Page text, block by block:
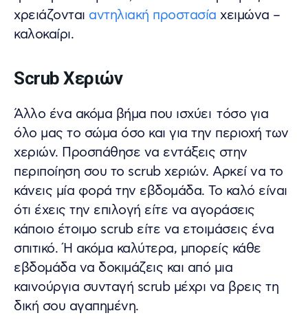
χρειάζονται αντηλιακή προστασία χειμώνα –
καλοκαίρι.
Scrub Χεριών
Άλλο ένα ακόμα βήμα που ισχύει τόσο για
όλο μας το σώμα όσο και για την περιοχή των
χεριών. Προσπάθησε να εντάξεις στην
περιποίηση σου το scrub χεριών. Αρκεί να το
κάνεις μία φορά την εβδομάδα. Το καλό είναι
ότι έχεις την επιλογή είτε να αγοράσεις
κάποιο έτοιμο scrub είτε να ετοιμάσεις ένα
σπιτικό. Ή ακόμα καλύτερα, μπορείς κάθε
εβδομάδα να δοκιμάζεις και από μια
καινούργια συνταγή scrub μέχρι να βρεις τη
δική σου αγαπημένη.